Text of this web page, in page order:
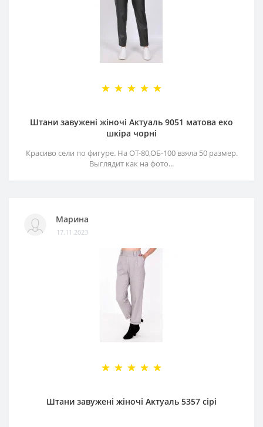
Штани завужені жіночі Актуаль 9051 матова еко
шкіра чорні
Красиво сели по фигуре. На ОТ-80,ОБ-100 взяла 50 размер.
Выглядит как на фото...
Марина
17.11.2023
Штани завужені жіночі Актуаль 5357 сірі